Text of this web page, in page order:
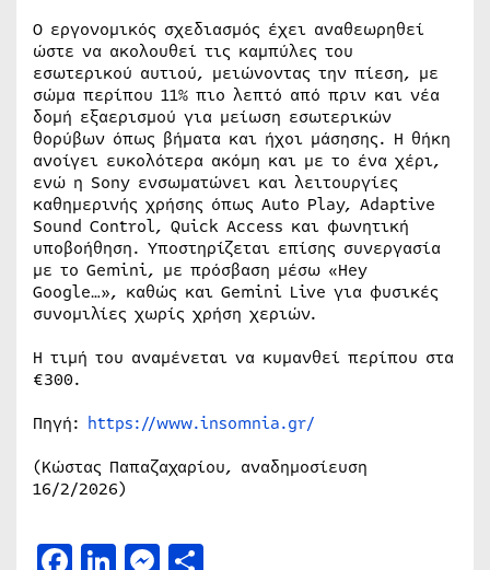
Ο εργονομικός σχεδιασμός έχει αναθεωρηθεί
ώστε να ακολουθεί τις καμπύλες του
εσωτερικού αυτιού, μειώνοντας την πίεση, με
σώμα περίπου 11% πιο λεπτό από πριν και νέα
δομή εξαερισμού για μείωση εσωτερικών
θορύβων όπως βήματα και ήχοι μάσησης. Η θήκη
ανοίγει ευκολότερα ακόμη και με το ένα χέρι,
ενώ η Sony ενσωματώνει και λειτουργίες
καθημερινής χρήσης όπως Auto Play, Adaptive
Sound Control, Quick Access και φωνητική
υποβοήθηση. Υποστηρίζεται επίσης συνεργασία
με το Gemini, με πρόσβαση μέσω «Hey
Google…», καθώς και Gemini Live για φυσικές
συνομιλίες χωρίς χρήση χεριών.
Η τιμή του αναμένεται να κυμανθεί περίπου στα
€300.
Πηγή: https://www.insomnia.gr/
(Κώστας Παπαζαχαρίου, αναδημοσίευση
16/2/2026)